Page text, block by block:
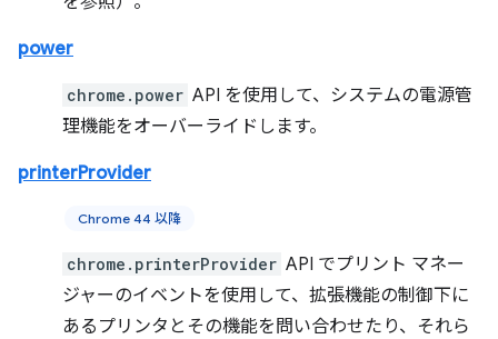
power
chrome.power API を使用して、システムの電源管
理機能をオーバーライドします。
printerProvider
Chrome 44 以降
chrome.printerProvider API でプリント マネー
ジャーのイベントを使用して、拡張機能の制御下に
あるプリンタとその機能を問い合わせたり、それら